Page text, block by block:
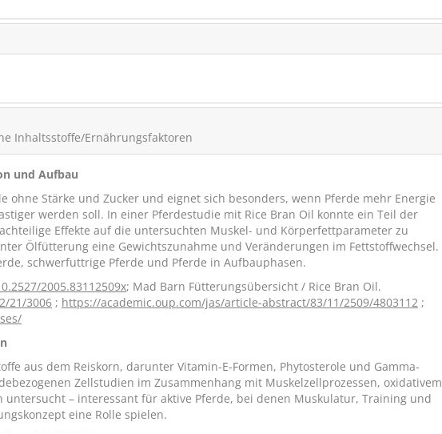
Inhaltsstoffe/Ernährungsfaktoren
und Aufbau
ohne Stärke und Zucker und eignet sich besonders, wenn Pferde mehr Energie
werden soll. In einer Pferdestudie mit Rice Bran Oil konnte ein Teil der
Effekte auf die untersuchten Muskel- und Körperfettparameter zu
Ölfütterung eine Gewichtszunahme und Veränderungen im Fettstoffwechsel.
schwerfuttrige Pferde und Pferde in Aufbauphasen.
2005.83112509x; Mad Barn Fütterungsübersicht / Rice Bran Oil.
21/3006 ; https://academic.oup.com/jas/article-abstract/83/11/2509/4803112 ;
aus dem Reiskorn, darunter Vitamin-E-Formen, Phytosterole und Gamma-
Zellstudien im Zusammenhang mit Muskelzellprozessen, oxidativem
untersucht – interessant für aktive Pferde, bei denen Muskulatur, Training und
eine Rolle spielen.